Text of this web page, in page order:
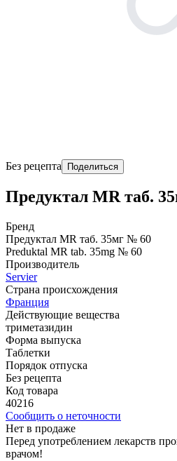
Без рецепта Поделиться
Предуктал MR таб.
Бренд
Предуктал MR таб. 35мг № 60
Preduktal MR tab. 35mg № 60
Производитель
Servier
Страна происхождения
Франция
Действующие вещества
триметазидин
Форма выпуска
Таблетки
Порядок отпуска
Без рецепта
Код товара
40216
Сообщить о неточности
Нет в продаже
Перед употреблением лекарств
врачом!